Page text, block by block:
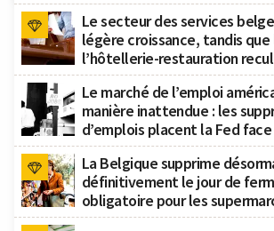
Le secteur des services
légère croissance, tandis
l’hôtellerie-restauration
Le marché de l’emploi
manière inattendue : les
d’emplois placent la Fed
La Belgique supprime
définitivement le jour de
obligatoire pour les